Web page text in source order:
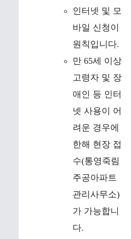
인터넷 및 모
바일 신청이
원칙입니다.
만 65세 이상
고령자 및 장
애인 등 인터
넷 사용이 어
려운 경우에
한해 현장 접
수(통영죽림
주공아파트
관리사무소)
가 가능합니
다.